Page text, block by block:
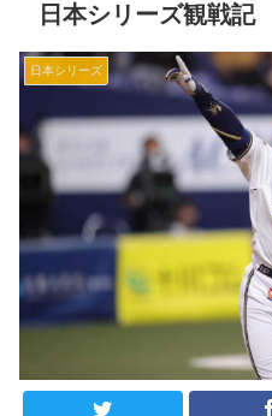
日本シリーズ観戦
日本シリーズ